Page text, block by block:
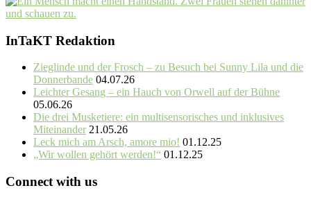
InTaKT Redaktion
Zieglinde und der Frosch – zu Besuch bei Sunny Lila und die
Donnerbande 04.07.26
Leichter Gesang – ein Hauch von Orwell auf der Bühne
05.06.26
Die drei Musketiere: ein multisensorisches und inklusives
Miteinander 21.05.26
Leck mich am Arsch, amore mio! 01.12.25
„Wir wollen gehört werden!“ 01.12.25
Connect with us